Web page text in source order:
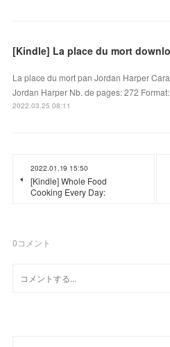
[Kindle] La place du mort
La place du mort pan Jordan Harper
Jordan Harper Nb. de pages: 272
2022.03.25 08:11
2022.01.19 15:50
[Kindle] Whole Food
Cooking Every Day:
0コメント